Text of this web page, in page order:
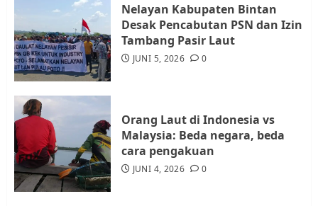
4
Warga Rempang Ajukan
Audiensi dengan Wali Kota
Tim Advokasi Desak BP Batam
Berhenti Merampas Tanah
Nelayan Kabupaten Bintan
Desak Pencabutan PSN dan Izin
Tambang Pasir Laut
JUNI 5, 2026 0
Orang Laut di Indonesia vs
Malaysia: Beda negara, beda
cara pengakuan
JUNI 4, 2026 0